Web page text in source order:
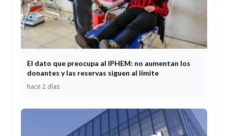
El dato que preocupa al IPHEM: no aumentan los
donantes y las reservas siguen al límite
hace 2 días